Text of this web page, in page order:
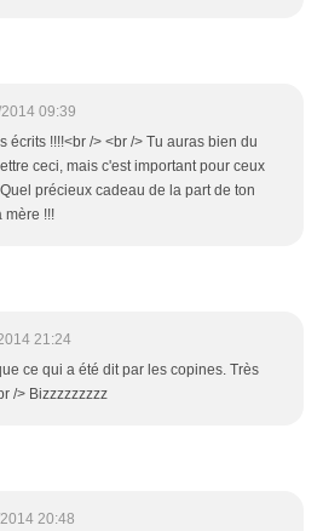
09:39
écrits !!!!<br /> <br /> Tu auras bien du
ceci, mais c'est important pour ceux
précieux cadeau de la part de ton
mère !!!
21:24
ce qui a été dit par les copines. Très
/> Bizzzzzzzzz
20:48